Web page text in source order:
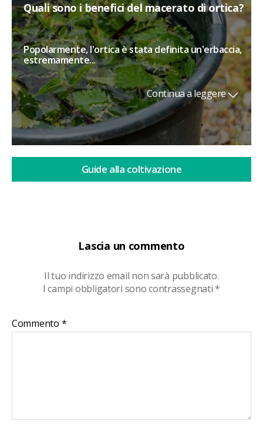
Lascia un commento
Il tuo indirizzo email non sarà pubblicato.
I campi obbligatori sono contrassegnati*
Commento *
Quali sono i benefici del macerato di ortica?
Popolarmente, l'ortica è stata definita un'erbaccia,
estremamente...
Continua a leggere
Guide alla coltivazione